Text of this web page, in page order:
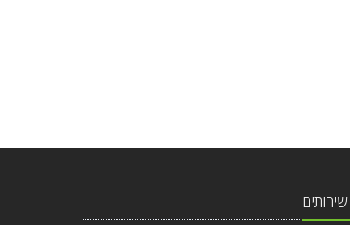
שירותים